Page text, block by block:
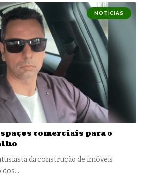
NOTÍCIAS
comerciais para o
da construção de imóveis
dos…